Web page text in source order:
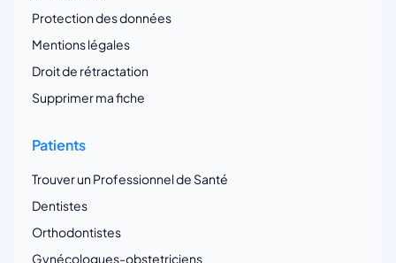
Protection des données
Mentions légales
Droit de rétractation
Supprimer ma fiche
Patients
Trouver un Professionnel de Santé
Dentistes
Orthodontistes
Gynécologues-obstetriciens